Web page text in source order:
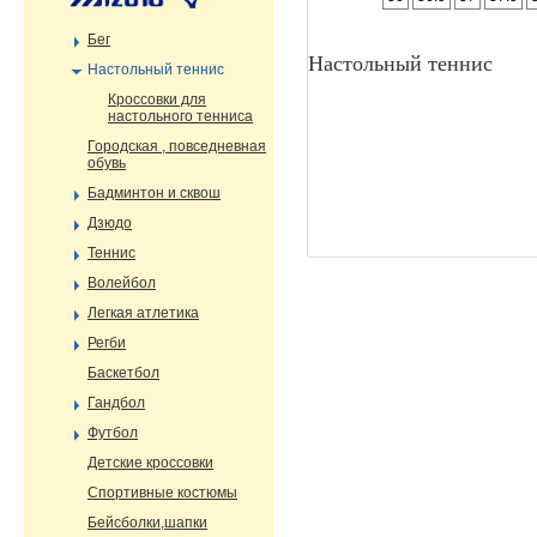
Настольный теннис
Бег
Настольный теннис
Кроссовки для
настольного тенниса
Городская , повседневная
обувь
Бадминтон и сквош
Дзюдо
Теннис
Волейбол
Легкая атлетика
Регби
Баскетбол
Гандбол
Футбол
Детские кроссовки
Спортивные костюмы
Бейсболки,шапки